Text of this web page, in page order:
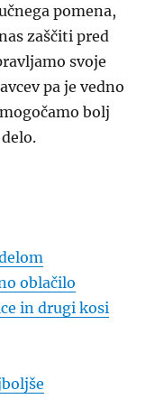
pomena,
zaščiti pred
svoje
pa je vedno
bolj
oblačilo
in drugi kosi